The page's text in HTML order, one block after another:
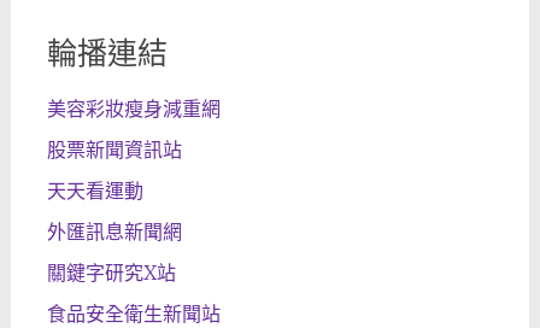
輪播連結
美容彩妝瘦身減重網
股票新聞資訊站
天天看運動
外匯訊息新聞網
關鍵字研究X站
食品安全衛生新聞站